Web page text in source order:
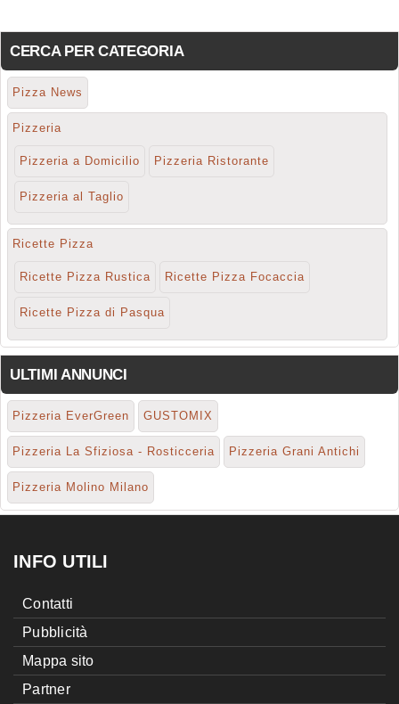
CERCA PER CATEGORIA
Pizza News
Pizzeria
Pizzeria a Domicilio Pizzeria Ristorante
Pizzeria al Taglio
Ricette Pizza
Ricette Pizza Rustica Ricette Pizza Focaccia
Ricette Pizza di Pasqua
ULTIMI ANNUNCI
Pizzeria EverGreen GUSTOMIX
Pizzeria La Sfiziosa - Rosticceria Pizzeria Grani Antichi
Pizzeria Molino Milano
INFO UTILI
Contatti
Pubblicità
Mappa sito
Partner